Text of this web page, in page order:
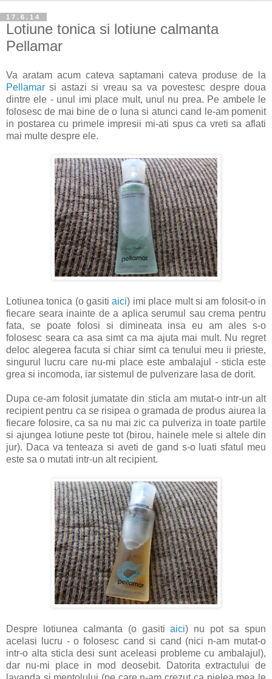
17.6.14
Lotiune tonica si lotiune calmanta
Pellamar
Va aratam acum cateva saptamani cateva produse de la
Pellamar si astazi si vreau sa va povestesc despre doua
dintre ele - unul imi place mult, unul nu prea. Pe ambele le
folosesc de mai bine de o luna si atunci cand le-am pomenit
in postarea cu primele impresii mi-ati spus ca vreti sa aflati
mai multe despre ele.
Lotiunea tonica (o gasitiaici) imi place mult si am folosit-o in
fiecare seara inainte de a aplica serumul sau crema pentru
fata, se poate folosi si dimineata insa eu am ales s-o
folosesc seara ca asa simt ca ma ajuta mai mult. Nu regret
deloc alegerea facuta si chiar simt ca tenului meu ii prieste,
singurul lucru care nu-mi place este ambalajul - sticla este
grea si incomoda, iar sistemul de pulverizare lasa de dorit.
Dupa ce-am folosit jumatate din sticla am mutat-o intr-un alt
recipient pentru ca se risipea o gramada de produs aiurea la
fiecare folosire, ca sa nu mai zic ca pulveriza in toate partile
si ajungea lotiune peste tot (birou, hainele mele si altele din
jur). Daca va tenteaza si aveti de gand s-o luati sfatul meu
este sa o mutati intr-un alt recipient.
Despre lotiunea calmanta (o gasitiaici) nu pot sa spun
acelasi lucru - o folosesc cand si cand (nici n-am mutat-o
intr-o alta sticla desi sunt aceleasi probleme cu ambalajul),
dar nu-mi place in mod deosebit. Datorita extractului de